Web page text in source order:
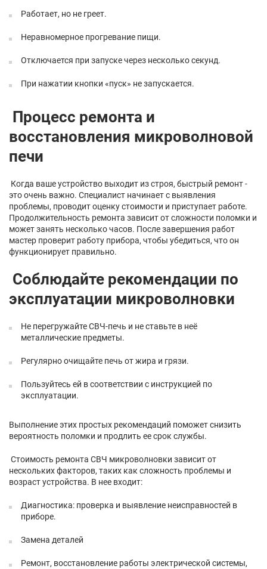
Работает, но не греет.
Неравномерное прогревание пищи.
Отключается при запуске через несколько секунд.
При нажатии кнопки «пуск» не запускается.
Процесс ремонта и
восстановления микроволновой
печи
Когда ваше устройство выходит из строя, быстрый ремонт -
это очень важно. Специалист начинает с выявления
проблемы, проводит оценку стоимости и приступает работе.
Продолжительность ремонта зависит от сложности поломки и
может занять несколько часов. После завершения работ
мастер проверит работу прибора, чтобы убедиться, что он
функционирует правильно.
Соблюдайте рекомендации по
эксплуатации микроволновки
Не перегружайте СВЧ-печь и не ставьте в неё
металлические предметы.
Регулярно очищайте печь от жира и грязи.
Пользуйтесь ей в соответствии с инструкцией по
эксплуатации.
Выполнение этих простых рекомендаций поможет снизить
вероятность поломки и продлить ее срок службы.
Стоимость ремонта СВЧ микроволновки зависит от
нескольких факторов, таких как сложность проблемы и
возраст устройства. В нее входит:
Диагностика: проверка и выявление неисправностей в
приборе.
Замена деталей
Ремонт, восстановление работы электрической системы,